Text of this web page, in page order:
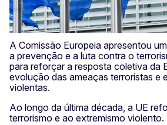
A Comissão Europeia apresentou
a prevenção e a luta contra o
para reforçar a resposta coletiva da
evolução das ameaças terroristas e
violentas.
Ao longo da última década, a UE
terrorismo e ao extremismo